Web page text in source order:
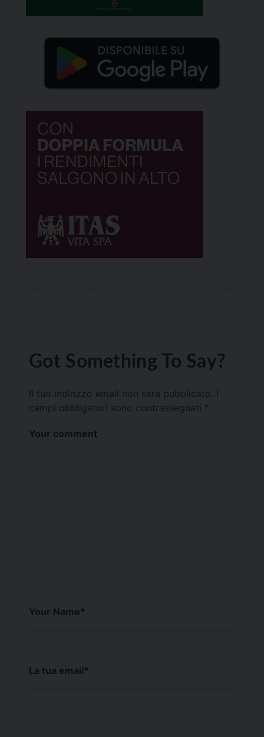
Got Something To Say?
Il tuo indirizzo email non sarà pubblicato.
campi obbligatori sono contrassegnati *
Your comment
Your Name*
La tua email*